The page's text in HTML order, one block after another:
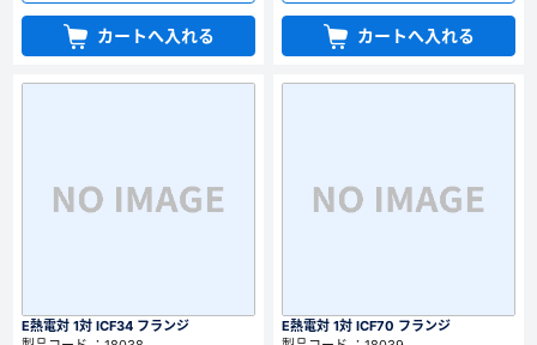
カートへ入れる カートへ入れる
E熱電対 1対 ICF34 フランジ
E熱電対 1対 ICF70 フランジ